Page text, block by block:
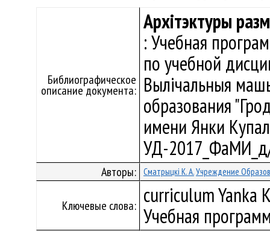
Библиографическое
описание документа:
Архітэктуры
: Учебная
по учебной
Вылічальныя
образования
имени Янки
УД-
Авторы: Сматрыцкі К. А.Учреждение
Ключевые слова: curriculum Yanka
Учебная